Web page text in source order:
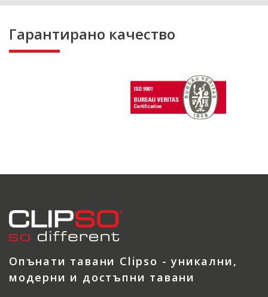
Гарантирано качество
Опънати тавани Clipso - уникални,
модерни и достъпни тавани